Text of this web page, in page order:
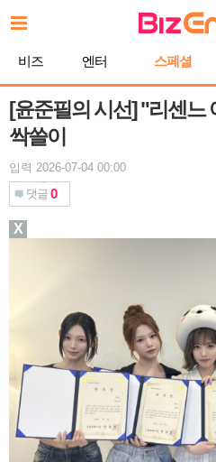
문
기
비즈 엔터 스페셜
[윤준필의 시선] "리센느
싹쓸이
입력 2026-07-04 00:00
댓글 0
X